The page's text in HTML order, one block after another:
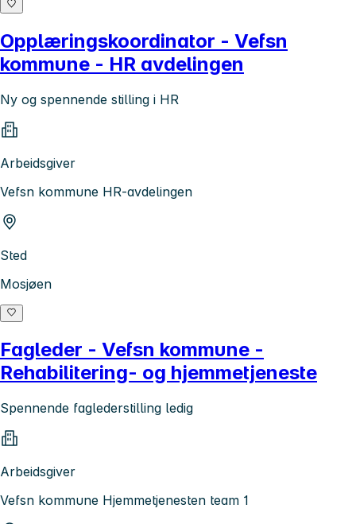
Opplæringskoordinator - Vefsn
kommune - HR avdelingen
Ny og spennende stilling i HR
Arbeidsgiver
Vefsn kommune HR-avdelingen
Sted
Mosjøen
Fagleder - Vefsn kommune -
Rehabilitering- og hjemmetjeneste
Spennende faglederstilling ledig
Arbeidsgiver
Vefsn kommune Hjemmetjenesten team 1